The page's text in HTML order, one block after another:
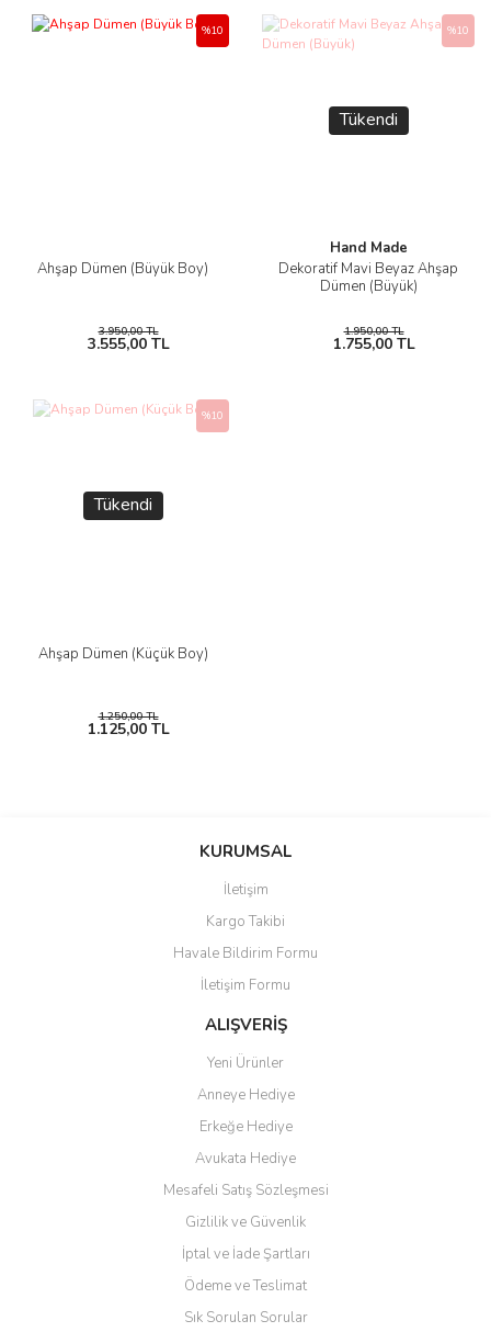
Ahşap Dümen (Büyük Boy)
%10
3.950,00 TL
3.555,00 TL
Tükendi
Hand Made
Dekoratif Mavi Beyaz Ahşap
Dümen (Büyük)
%10
1.950,00 TL
1.755,00 TL
Tükendi
Ahşap Dümen (Küçük Boy)
%10
1.250,00 TL
1.125,00 TL
KURUMSAL
İletişim
Kargo Takibi
Havale Bildirim Formu
İletişim Formu
ALIŞVERİŞ
Yeni Ürünler
Anneye Hediye
Erkeğe Hediye
Avukata Hediye
Mesafeli Satış Sözleşmesi
Gizlilik ve Güvenlik
İptal ve İade Şartları
Ödeme ve Teslimat
Sık Sorulan Sorular